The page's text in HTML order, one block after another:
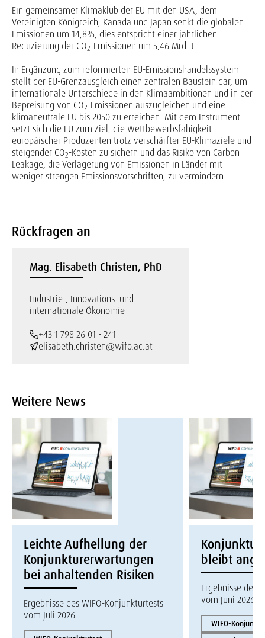
Ein gemeinsamer Klimaklub der EU mit den USA, dem
Vereinigten Königreich, Kanada und Japan senkt die globalen
Emissionen um 14,8%, dies entspricht einer jährlichen
Reduzierung der CO2-Emissionen um 5,46 Mrd. t.
In Ergänzung zum reformierten EU-Emissionshandelssystem
stellt der EU-Grenzausgleich einen zentralen Baustein dar, um
internationale Unterschiede in den Klimaambitionen und in der
Bepreisung von CO2-Emissionen auszugleichen und eine
klimaneutrale EU bis 2050 zu erreichen. Mit dem Instrument
setzt sich die EU zum Ziel, die Wettbewerbsfähigkeit
europäischer Produzenten trotz verschärfter EU-Klimaziele und
steigender CO2-Kosten zu sichern und das Risiko von Carbon
Leakage, die Verlagerung von Emissionen in Länder mit
weniger strengen Emissionsvorschriften, zu vermindern.
Rückfragen an
Mag. Elisabeth Christen, PhD
Industrie-, Innovations- und
internationale Ökonomie
+43 1 798 26 01 - 241
elisabeth.christen@wifo.ac.at
Weitere News
Leichte Aufhellung der
Konjunkturerwartungen
bei anhaltenden Risiken
Ergebnisse des WIFO-Konjunkturtests
vom Juli 2026
bleibt
Ergebnisse des
vom Juni 2026
WIFO-